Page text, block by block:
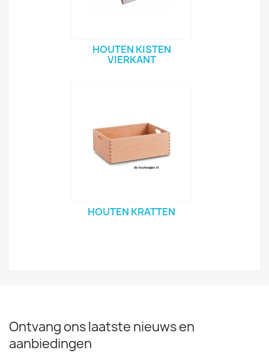
HOUTEN KISTEN
VIERKANT
HOUTEN KRATTEN
Ontvang ons laatste nieuws en
aanbiedingen